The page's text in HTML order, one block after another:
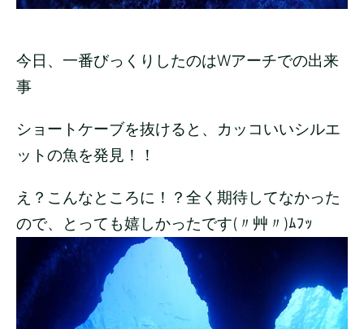
今日、一番びっくりしたのはWアーチでの出来
事
ショートケーブを抜けると、カッコいいシルエ
ットの魚を発見！！
え？こんなところに！？全く期待してなかった
ので、とっても嬉しかったです(〃艸〃)ﾑﾌｯ